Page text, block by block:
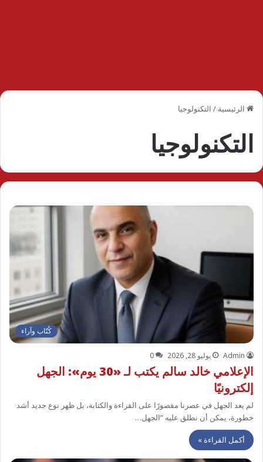
الرئيسية / التكنولوجيا
التكنولوجيا
كُتّاب وآراء
Admin يوليو 28, 2026 0
الإعلامي خالد سالم يكتب لـ «30 يوم»: الجهل
إلكترونيًا
لم يعد الجهل في عصرنا مقصورًا على القراءة والكتابة، بل ظهر نوع جديد أشد
خطورة، يمكن أن نطلق عليه “الجهل…
أكمل القراءة »